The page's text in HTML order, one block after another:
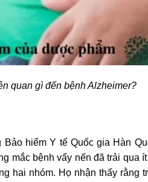
quan gì đến bệnh Alzheimer?
hiểm Y tế Quốc gia Hàn
mắc bệnh vẩy nến đã trải qua
hai nhóm. Họ nhận thấy rằng